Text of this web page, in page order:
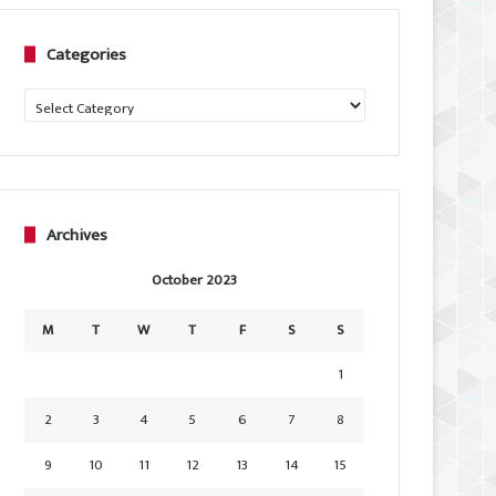
Categories
Categories
Archives
October 2023
M T W T F S
S
1
2
3 4 5 6 7
8
9
10 11 12 13 14 15